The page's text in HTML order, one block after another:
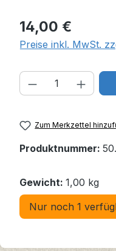
Regulärer Preis:
14,00 €
Preise inkl. MwSt.
Produkt
Zum Merkzettel
Produktnummer:
Gewicht: 1,00 kg
Nur noch 1